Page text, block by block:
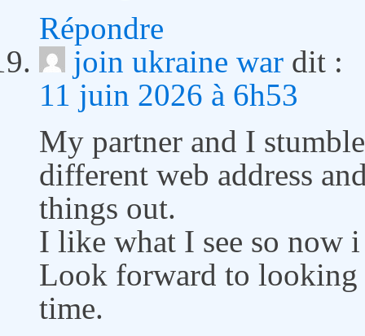
Répondre
join ukraine war dit :
11 juin 2026 à 6h53
My partner and I
different web address
things out.
I like what I see so now
Look forward to looking
time.